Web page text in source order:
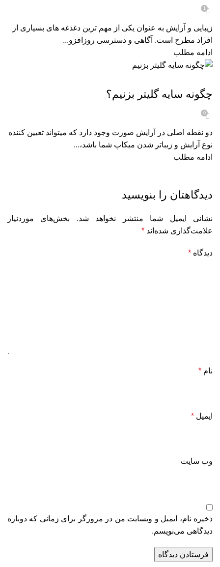
1
زیبایی و آرایش به عنوان یکی از مهم‌ ترین دغدغه‌ های بسیاری از
افراد مطرح است. آگاهی و دسترسی روزافزو...
ادامه مطلب
چگونه سایه گلیتر بزنیم؟
0
دو نقطه اصلی در آرایش صورت وجود دارد که میتواند تعیین کننده
نوع آرایش و زیباتر شدن میکاپ شما باشد،...
ادامه مطلب
دیدگاهتان را بنویسید
نشانی ایمیل شما منتشر نخواهد شد.
بخش‌های موردنیاز
علامت‌گذاری شده‌اند *
دیدگاه *
نام *
ایمیل *
وب‌ سایت
ذخیره نام، ایمیل و وبسایت من در مرورگر برای زمانی که دوباره
دیدگاهی می‌نویسم.